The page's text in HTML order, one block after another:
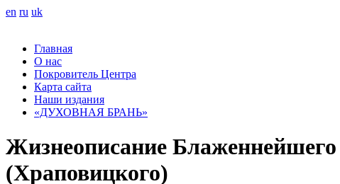
en ru uk
Главная
О нас
Покровитель Центра
Карта сайта
Наши издания
«ДУХОВНАЯ БРАНЬ»
Жизнеописание
(Храповицкого)